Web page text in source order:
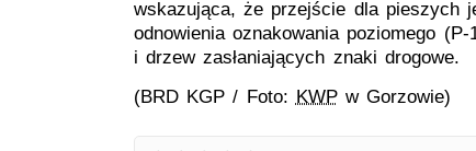
wskazująca, że przejście dla pieszych
odnowienia oznakowania poziomego
i drzew zasłaniających znaki drogowe.
(BRD KGP / Foto: KWPw Gorzowie)